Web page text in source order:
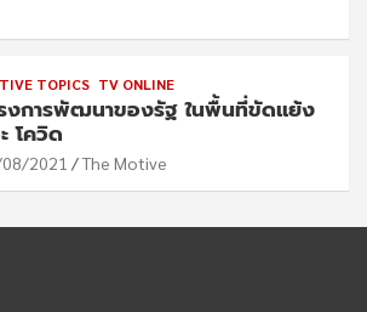
TOPICS TV ONLINE
งการพัฒนาของรัฐ ในพื้นที่ขัดแย้ง
โควิด
2021 The Motive